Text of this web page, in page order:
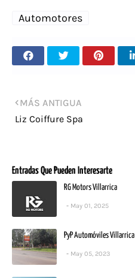
Automotores
MÁS ANTIGUA
Liz Coiffure Spa
Entradas Que Pueden Interesarte
RG Motors Villarrica
May 01, 2025
PyP Automóviles Villarrica
May 05, 2023